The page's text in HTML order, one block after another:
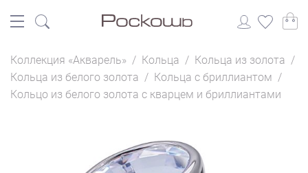
Коллекция «Акварель» / Кольца / Кольца из золота /
Кольца из белого золота / Кольца с бриллиантом /
Кольцо из белого золота с кварцем и бриллиантами